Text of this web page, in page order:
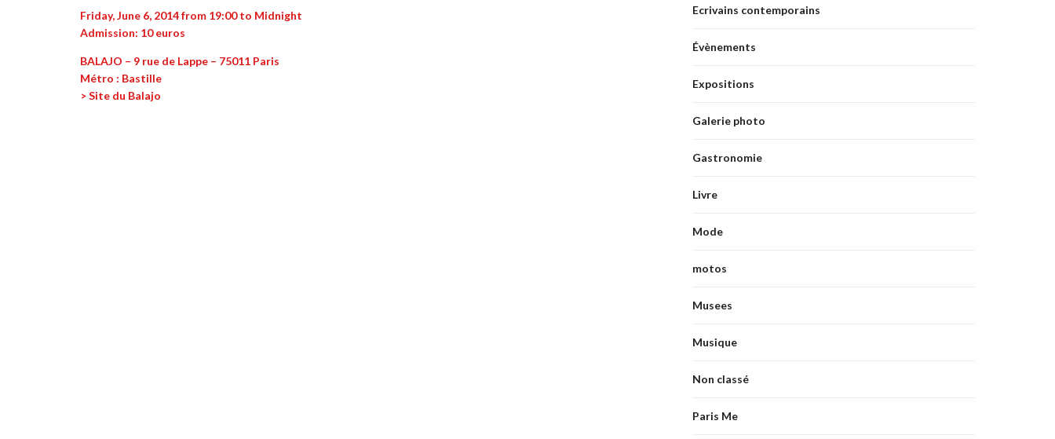
Friday, June 6, 2014 from 19:00 to Midnight
Admission: 10 euros
BALAJO – 9 rue de Lappe – 75011 Paris
Métro : Bastille
> Site du Balajo
Ecrivains contemporains
Évènements
Expositions
Galerie photo
Gastronomie
Livre
Mode
motos
Musees
Musique
Non classé
Paris Me